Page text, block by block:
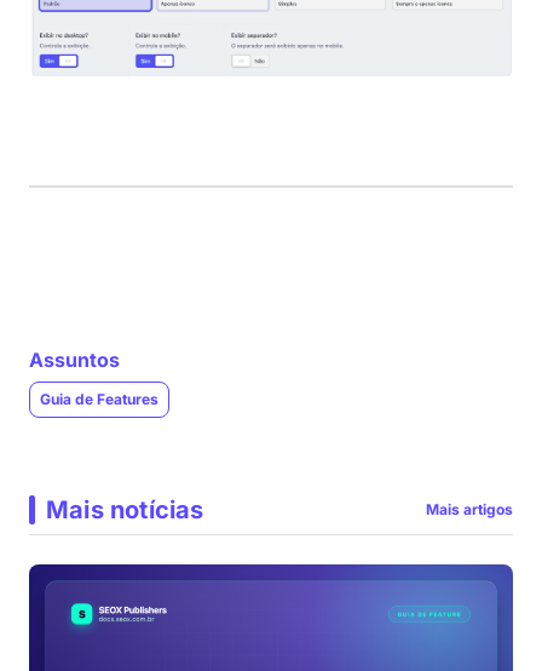
Assuntos
Guia de Features
Mais notícias Mais artigos